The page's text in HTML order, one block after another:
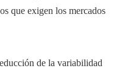
que exigen los mercados
de la variabilidad